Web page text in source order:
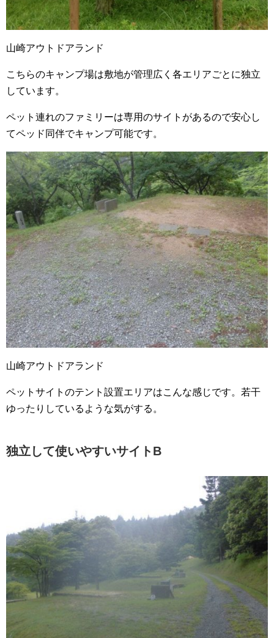
山崎アウトドアランド
こちらのキャンプ場は敷地が管理広く各エリアごとに独立
しています。
ペット連れのファミリーは専用のサイトがあるので安心し
てペッド同伴でキャンプ可能です。
山崎アウトドアランド
ペットサイトのテント設置エリアはこんな感じです。若干
ゆったりしているような気がする。
独立して使いやすいサイトB